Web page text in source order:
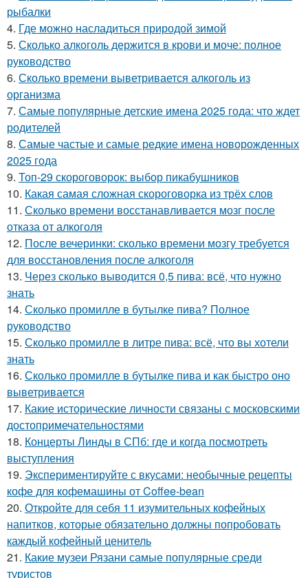
рыбалки
4. Где можно насладиться природой зимой
5. Сколько алкоголь держится в крови и моче: полное
руководство
6. Сколько времени выветривается алкоголь из
организма
7. Самые популярные детские имена 2025 года: что ждет
родителей
8. Самые частые и самые редкие имена новорожденных
2025 года
9. Топ-29 скороговорок: выбор пикабушников
10. Какая самая сложная скороговорка из трёх слов
11. Сколько времени восстанавливается мозг после
отказа от алкоголя
12. После вечеринки: сколько времени мозгу требуется
для восстановления после алкоголя
13. Через сколько выводится 0,5 пива: всё, что нужно
знать
14. Сколько промилле в бутылке пива? Полное
руководство
15. Сколько промилле в литре пива: всё, что вы хотели
знать
16. Сколько промилле в бутылке пива и как быстро оно
выветривается
17. Какие исторические личности связаны с московскими
достопримечательностями
18. Концерты Линды в СПб: где и когда посмотреть
выступления
19. Экспериментируйте с вкусами: необычные рецепты
кофе для кофемашины от Coffee-bean
20. Откройте для себя 11 изумительных кофейных
напитков, которые обязательно должны попробовать
каждый кофейный ценитель
21. Какие музеи Рязани самые популярные среди
туристов